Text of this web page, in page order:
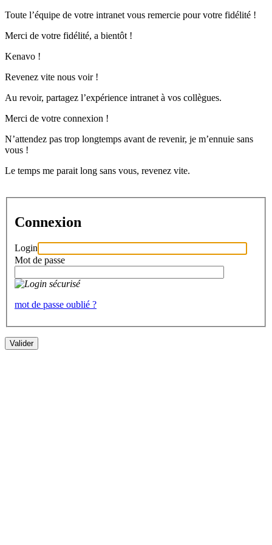
Toute l’équipe de votre intranet vous remercie pour votre fidélité !
Merci de votre fidélité, a bientôt !
Kenavo !
Revenez vite nous voir !
Au revoir, partagez l’expérience intranet à vos collègues.
Merci de votre connexion !
N’attendez pas trop longtemps avant de revenir, je m’ennuie sans
vous !
Le temps me parait long sans vous, revenez vite.
Connexion
Login
Mot de passe
mot de passe oublié ?